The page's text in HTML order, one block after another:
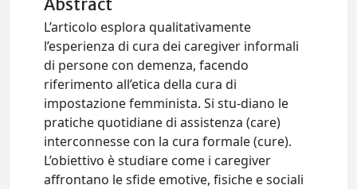
Abstract
L’articolo esplora qualitativamente
l’esperienza di cura dei caregiver informali
di persone con demenza, facendo
riferimento all’etica della cura di
impostazione femminista. Si stu-diano le
pratiche quotidiane di assistenza (care)
interconnesse con la cura formale (cure).
L’obiettivo è studiare come i caregiver
affrontano le sfide emotive, fisiche e sociali